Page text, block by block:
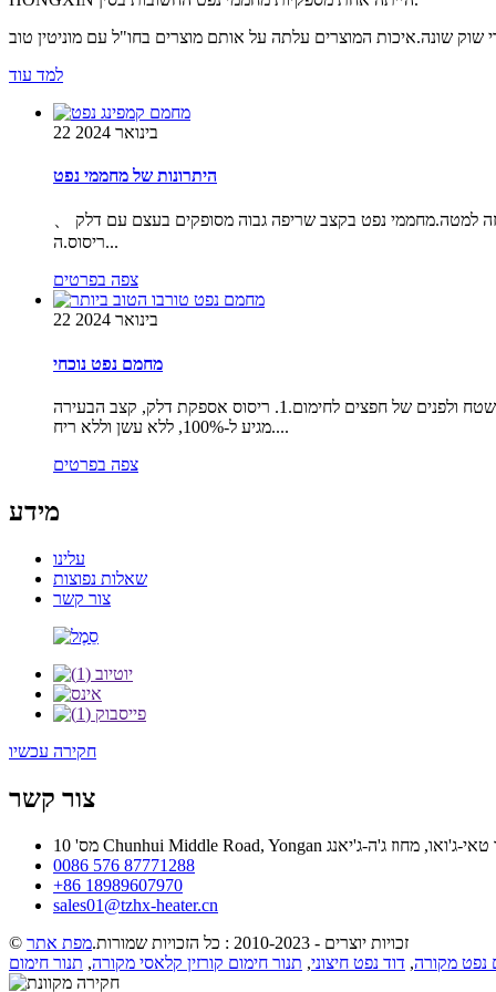
למד עוד
22 בינואר 2024
היתרונות של מחממי נפט
、 בנוסף לתנורי חימום חשמליים ומחממי גז, קיים כיום תנור חימום נדיר בשוק, שהוא דוד נפט.אז מה היתרונות של דוד נפט?תן לי לקחת אותך דרך זה למטה.מחממי נפט בקצב שריפה גבוה מסופקים בעצם עם דלק
ריסוס.ה...
צפה בפרטים
22 בינואר 2024
מחמם נפט נוכחי
דוד נפט הוא מכשיר המשתמש בנפט כחומר גלם ומשתמש בקרינה אינפרא אדומה לחימום.זה לא מפחד מנשבת רוח והחום יכול להגיע ישירות לפני השטח ולפנים של חפצים לחימום.1. ריסוס אספקת דלק, קצב הבעירה
מגיע ל-100%, ללא עשן וללא ריח....
צפה בפרטים
מידע
עלינו
שאלות נפוצות
צור קשר
חקירה עכשיו
צור קשר
0086 576 87771288
+86 18989607970
sales01@tzhx-heater.cn
© זכויות יוצרים - 2010-2023 : כל הזכויות שמורות.
מפת אתר
נפט מקורה, דוד נפט חיצוני, תנור חימום קורזין קלאסי מקורה, תנור חימום